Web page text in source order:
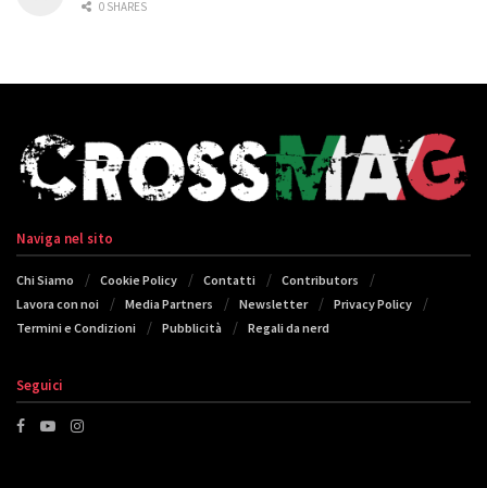
0 SHARES
Naviga nel sito
Chi Siamo Cookie Policy Contatti
Contributors
Lavora con noi
Media Partners Newsletter
Privacy Policy
Termini e Condizioni
Pubblicità Regali da nerd
Seguici